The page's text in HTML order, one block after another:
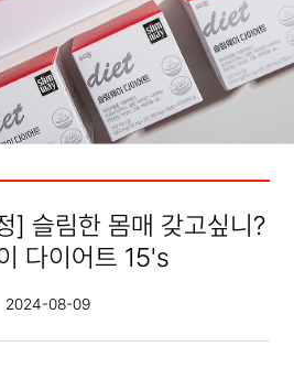
] 슬림한 몸매 갖고싶니?
다이어트 15's
2024-08-09